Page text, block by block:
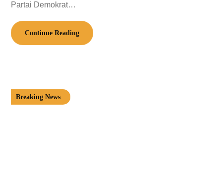
Partai Demokrat…
Continue Reading
Breaking News